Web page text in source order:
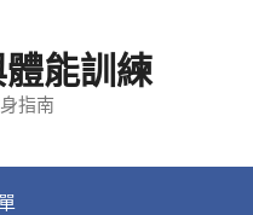
能訓練
指南